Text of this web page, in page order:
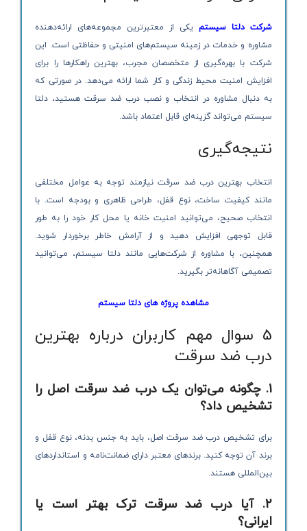
شرکت دلتا سیستم یکی از معتبرترین مجموعه‌های ارائه‌دهنده
مشاوره و خدمات در زمینه سیستم‌های امنیتی و حفاظتی است. این
شرکت با بهره‌گیری از متخصصان مجرب، بهترین راهکارها را برای
افزایش امنیت محیط زندگی و کار شما ارائه می‌دهد. در صورتی که
به دنبال مشاوره در انتخاب و نصب درب ضد سرقت هستید، دلتا
سیستم می‌تواند گزینه‌ای قابل اعتماد باشد.
نتیجه‌گیری
انتخاب بهترین درب ضد سرقت نیازمند توجه به عوامل مختلفی
مانند کیفیت ساخت، نوع قفل، طراحی ظاهری و بودجه است. با
انتخاب صحیح، می‌توانید امنیت خانه یا محل کار خود را به طور
قابل توجهی افزایش دهید و از آرامش خاطر برخوردار شوید.
همچنین، با مشاوره از شرکت‌هایی مانند دلتا سیستم، می‌توانید
تصمیمی آگاهانه‌تر بگیرید.
مشاهده پروژه های دلتا سیستم
5 سوال مهم کاربران درباره بهترین
درب ضد سرقت
1. چگونه می‌توان یک درب ضد سرقت اصل را
تشخیص داد؟
برای تشخیص درب ضد سرقت اصل، باید به جنس بدنه، نوع قفل و
برند آن توجه کنید. برندهای معتبر دارای ضمانت‌نامه و استانداردهای
بین‌المللی هستند.
2. آیا درب ضد سرقت ترک بهتر است یا
ایرانی؟